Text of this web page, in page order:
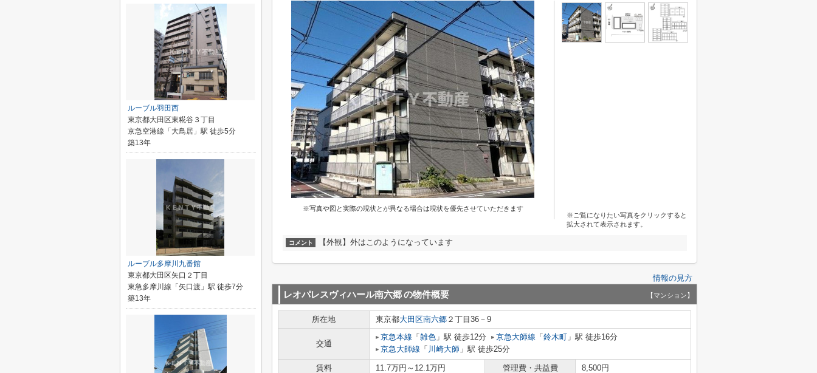
※写真や図と実際の現状とが異なる場合は現状を優先させていただきます
※ご覧になりたい写真をクリックすると
拡大されて表示されます。
コメント 【外観】外はこのようになっています
情報の見方
レオパレスヴィハール南六郷の物件概要 【マンション】
所在地 東京都大田区南六郷 ２丁目36－9
交通
京急本線 「 雑色 」駅 徒歩12分 京急大師線 「 鈴木町 」駅 徒歩16分
京急大師線 「 川崎大師 」駅 徒歩25分
賃料 11.7万円～12.1万円 管理費・共益費
8,500円
ルーブル羽田西
東京都大田区東糀谷３丁目
京急空港線「大鳥居」駅 徒歩5分
築13年
ルーブル多摩川九番館
東京都大田区矢口２丁目
東急多摩川線「矢口渡」駅 徒歩7分
築13年